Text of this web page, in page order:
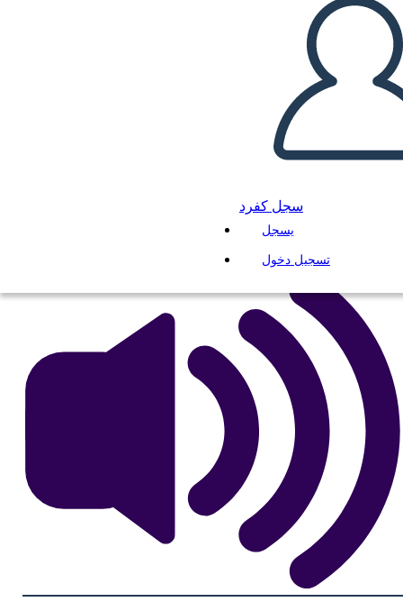
سجل كفرد
يسجل
تسجيل دخول
Cronología del Movimiento
por los Derechos Civiles
انسخ هذه القصة المصورة